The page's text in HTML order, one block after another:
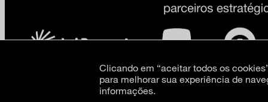
Clicando em “aceitar todos os
para melhorar sua experiência de
informações.